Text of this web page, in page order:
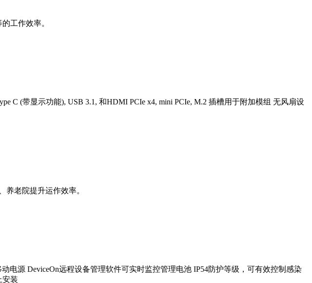
工作效率。
C (带显示功能), USB 3.1, 和HDMI PCIe x4, mini PCIe, M.2 插槽用于附加模组 无风扇设
养老院提升运作效率。
电源 DeviceOn远程设备管理软件可实时监控管理电池 IP54防护等级，可有效控制感染
安装